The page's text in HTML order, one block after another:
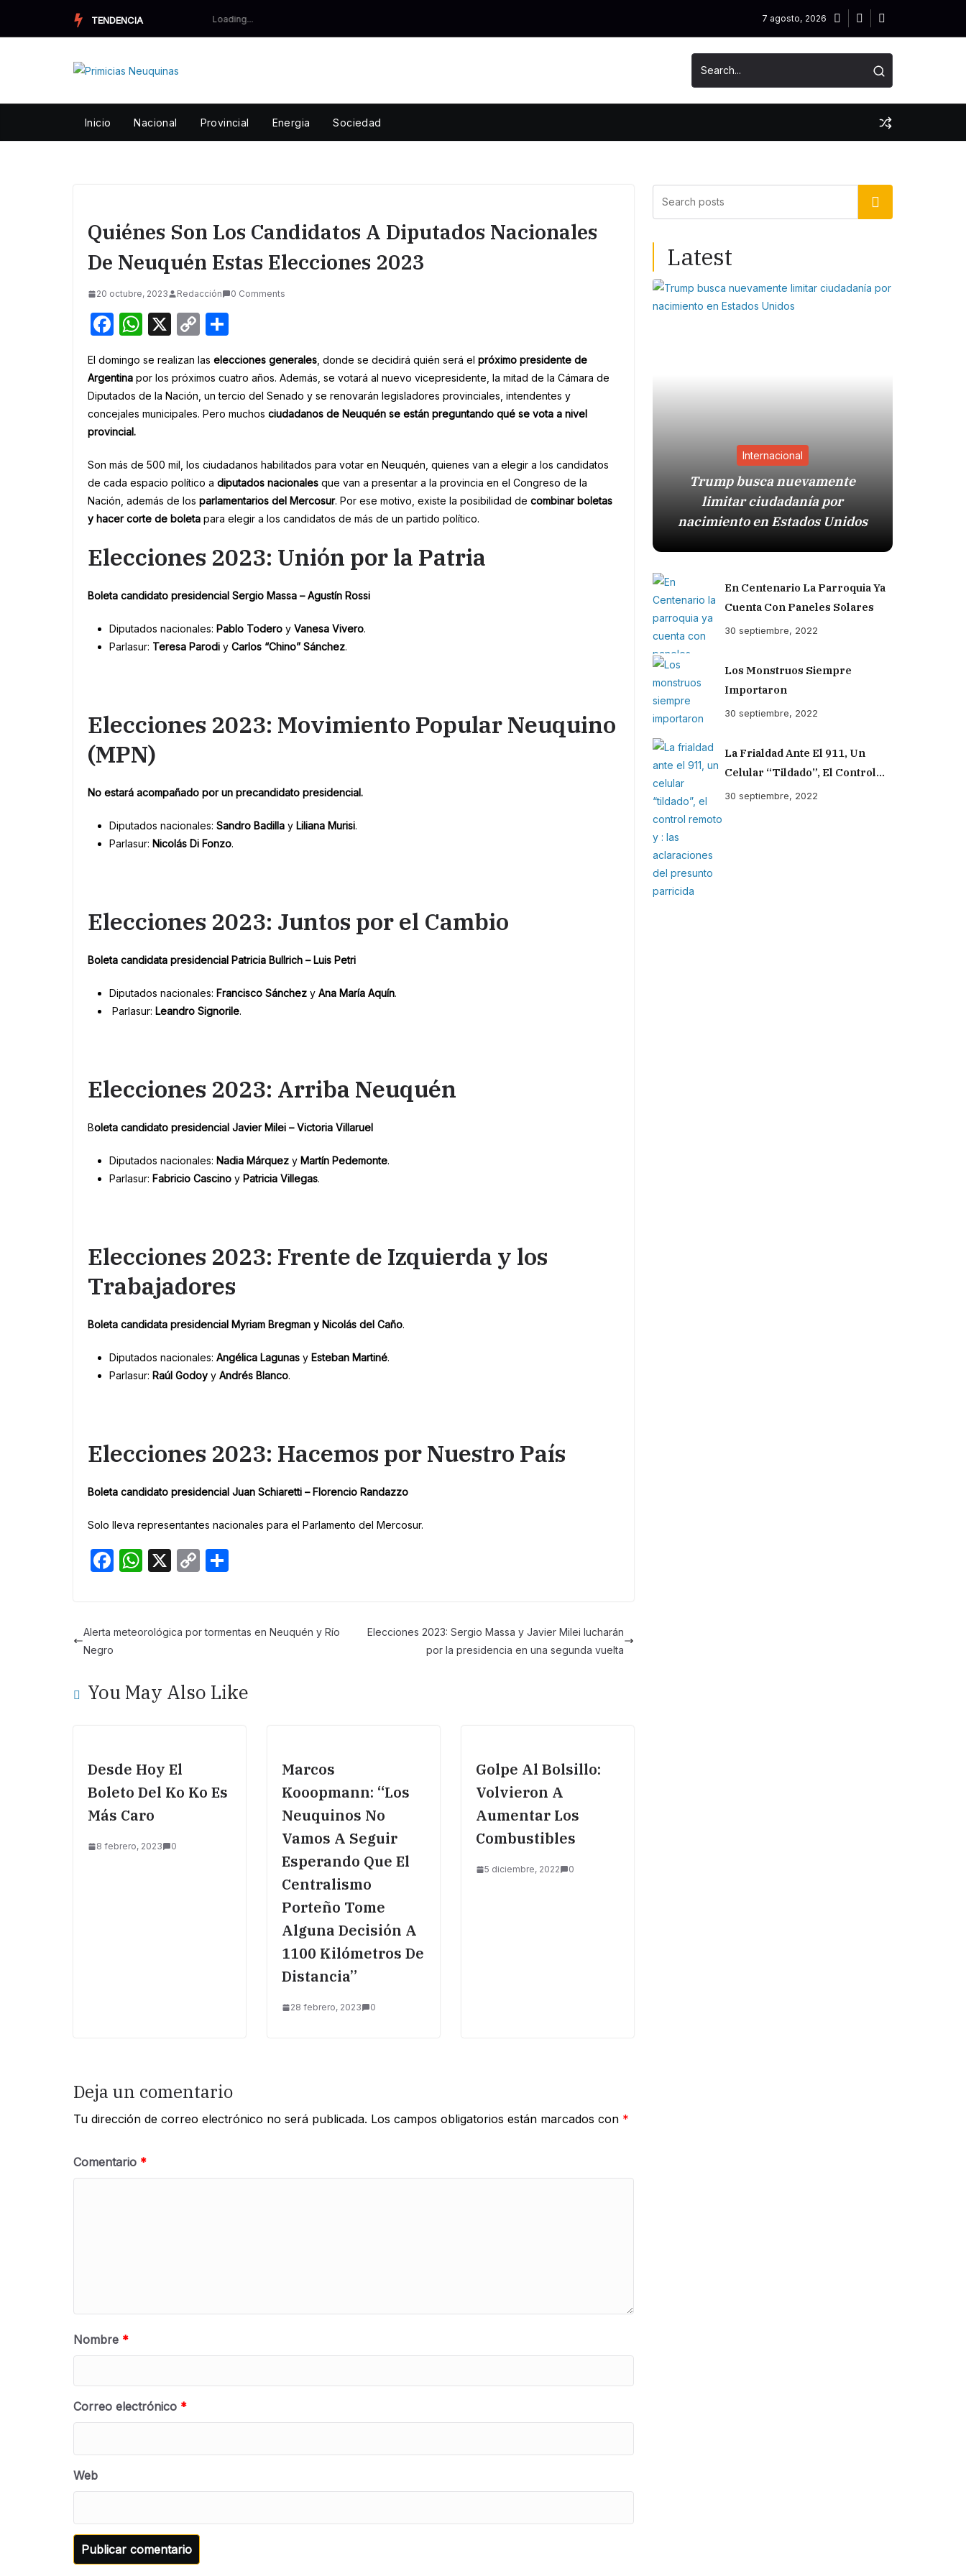
TENDENCIA 7 agosto, 2026
Inicio Nacional Provincial Energia Sociedad
Quiénes Son Los Candidatos A Diputados Nacionales
De Neuquén Estas Elecciones 2023
20 octubre, 2023 Redacción 0 Comments
F
c
e
b
o
o
k
W
at
s
A
p
X
C
p
y
Li
k
ar
e
El domingo se realizan las elecciones generales , donde se decidirá quién será el próximo presidente de
Argentina por los próximos cuatro años. Además, se votará al nuevo vicepresidente, la mitad de la Cámara de
Diputados de la Nación, un tercio del Senado y se renovarán legisladores provinciales, intendentes y
concejales municipales. Pero muchos ciudadanos de Neuquén se están preguntando qué se vota a nivel
provincial.
Son más de 500 mil, los ciudadanos habilitados para votar en Neuquén, quienes van a elegir a los candidatos
de cada espacio político a diputados nacionales que van a presentar a la provincia en el Congreso de la
Nación, además de los parlamentarios del Mercosur. Por ese motivo, existe la posibilidad de combinar boletas
y hacer corte de boleta para elegir a los candidatos de más de un partido político.
Elecciones 2023: Unión por la Patria
Boleta candidato presidencial Sergio Massa – Agustín Rossi
Diputados nacionales: Pablo Todero y Vanesa Vivero.
Parlasur: Teresa Parodi y Carlos “Chino” Sánchez.
Elecciones 2023: Movimiento Popular Neuquino
(MPN)
No estará acompañado por un precandidato presidencial.
Diputados nacionales: Sandro Badilla y Liliana Murisi.
Parlasur: Nicolás Di Fonzo.
Elecciones 2023: Juntos por el Cambio
Boleta candidata presidencial Patricia Bullrich – Luis Petri
Diputados nacionales: Francisco Sánchez y Ana María Aquín.
Parlasur: Leandro Signorile.
Elecciones 2023: Arriba Neuquén
Boleta candidato presidencial Javier Milei – Victoria Villaruel
Diputados nacionales: Nadia Márquez y Martín Pedemonte.
Parlasur: Fabricio Cascino y Patricia Villegas.
Elecciones 2023: Frente de Izquierda y los
Trabajadores
Boleta candidata presidencial Myriam Bregman y Nicolás del Caño.
Diputados nacionales: Angélica Lagunas y Esteban Martiné.
Parlasur: Raúl Godoy y Andrés Blanco.
Elecciones 2023: Hacemos por Nuestro País
Boleta candidato presidencial Juan Schiaretti – Florencio Randazzo
Solo lleva representantes nacionales para el Parlamento del Mercosur.
F
e
o
W
s
p
X
C
y
k
e
Alerta meteorológica por tormentas en Neuquén y Río
Negro
Elecciones 2023: Sergio Massa y Javier Milei lucharán
por la presidencia en una segunda vuelta
You May Also Like
Desde Hoy El
Boleto Del Ko Ko Es
Más Caro
8 febrero, 2023 0
Marcos
Kooopmann: “los
Neuquinos No
Vamos A Seguir
Esperando Que El
Centralismo
Porteño Tome
Alguna Decisión A
1100 Kilómetros De
Distancia”
28 febrero, 2023 0
Golpe Al Bolsillo:
Volvieron A
Aumentar Los
Combustibles
5 diciembre, 2022 0
Deja un comentario
Tu dirección de correo electrónico no será publicada. Los campos obligatorios están marcados con *
Comentario *
Nombre *
Correo electrónico *
Web
Buscar
Latest
Internacional
Trump busca nuevamente
limitar ciudadanía por
nacimiento en Estados Unidos
En Centenario La Parroquia Ya
Cuenta Con Paneles Solares
30 septiembre, 2022
Los Monstruos Siempre
Importaron
30 septiembre, 2022
La Frialdad Ante El 911, Un
Celular “tildado”, El Control
Remoto Y : Las Aclaraciones Del
30 septiembre, 2022